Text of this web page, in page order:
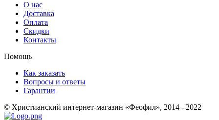
О нас
Доставка
Оплата
Скидки
Контакты
Помощь
Как заказать
Вопросы и ответы
Гарантии
© Христианский интернет-магазин «Феофил», 2014 - 2022